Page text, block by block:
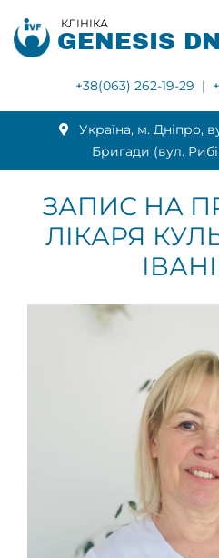
КЛІНІКА
GENESIS
+38(063) 262-19-29 |
Українa, м. Дніпро,
Бригади (вул.
ЗАПИС НА
ЛІКАРЯ